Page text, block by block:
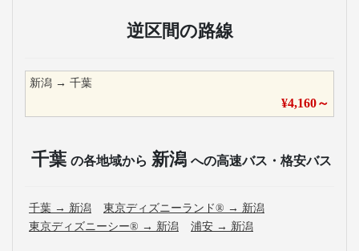
逆区間の路線
新潟 → 千葉
¥4,160～
千葉 の各地域から 新潟 への高速バス・格安バス
千葉 → 新潟 東京ディズニーランド® → 新潟
東京ディズニーシー® → 新潟 浦安 → 新潟